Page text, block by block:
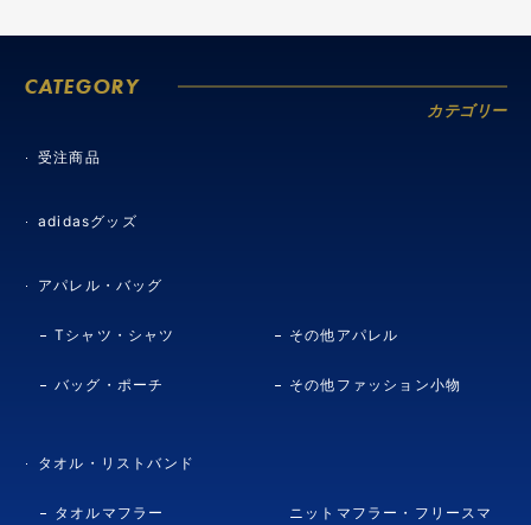
CATEGORY
カテゴリー
受注商品
adidasグッズ
アパレル・バッグ
Tシャツ・シャツ その他アパレル
バッグ・ポーチ その他ファッション小物
タオル・リストバンド
タオルマフラー ニットマフラー・フリースマ